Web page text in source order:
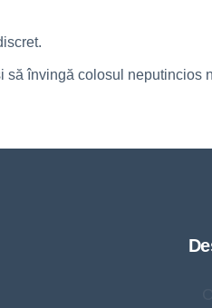
învingă colosul neputincios